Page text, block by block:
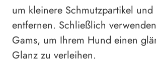
um kleinere Schmutzpartikel und
entfernen. Schließlich
Gams, um Ihrem Hund einen
Glanz zu verleihen.